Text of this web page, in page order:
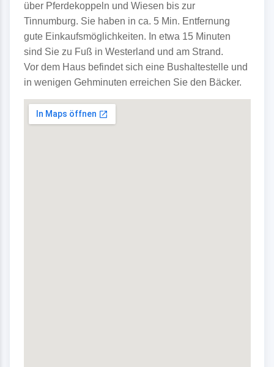
über Pferdekoppeln und Wiesen bis zur
Tinnumburg. Sie haben in ca. 5 Min. Entfernung
gute Einkaufsmöglichkeiten. In etwa 15 Minuten
sind Sie zu Fuß in Westerland und am Strand.
Vor dem Haus befindet sich eine Bushaltestelle und
in wenigen Gehminuten erreichen Sie den Bäcker.